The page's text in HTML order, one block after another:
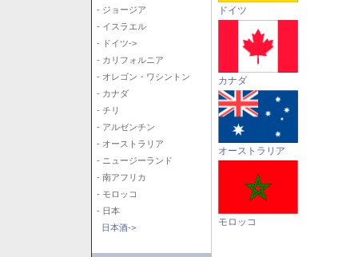
- ジョージア
- イスラエル
- ドイツ->
- カリフォルニア
- オレゴン・ワシントン
- カナダ
- チリ
- アルゼンチン
- オーストラリア
- ニュージーランド
- 南アフリカ
- モロッコ
- 日本
日本酒->
ドイツ
カナダ
オーストラリア
モロッコ